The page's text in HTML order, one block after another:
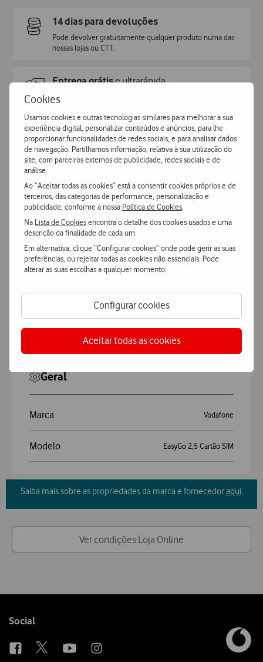
Cookies
Usamos cookies e outras tecnologias similares para melhorar a sua
experiência digital, personalizar conteúdos e anúncios, para lhe
proporcionar funcionalidades de redes sociais, e para analisar dados
de navegação. Partilhamos informação, relativa à sua utilização do
site, com parceiros externos de publicidade, redes sociais e de
análise.
Ao “Aceitar todas as cookies” está a consentir cookies próprios e de
terceiros, das categorias de performance, personalização e
publicidade, conforme a nossa Política de Cookies
Na Lista de Cookiesencontra o detalhe dos cookies usados e uma
descrição da finalidade de cada um.
Em alternativa, clique “Configurar cookies” onde pode gerir as suas
preferências, ou rejeitar todas as cookies não essenciais. Pode
alterar as suas escolhas a qualquer momento.
Configurar cookies
Aceitar todas as cookies
14 dias para devoluções
Pode devolver gratuitamente qualquer produto numa das
nossas lojas ou CTT.
Entrega grátise ultrarápida
Encomende hoje antes das 16h e receba no dia útil
Pagamentosimples e seguro
Pague de forma segura com MBWay ou Cartão de Crédito.
Características
Geral
Marca Vodafone
Modelo EasyGo 2,5 Cartão SIM
Saiba mais sobre as propriedades da marca e fornecedoraqui.
Ver condições Loja Online
Follow
Social